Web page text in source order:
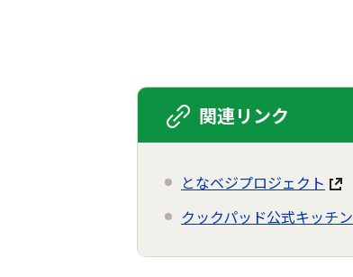
関連リンク
となベジプロジェクト
クックパッド公式キッチン